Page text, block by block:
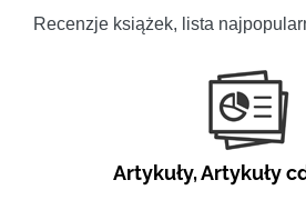
Recenzje książek, lista
Artykuły,Artykuły